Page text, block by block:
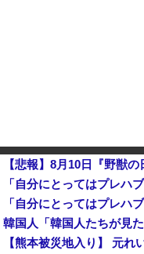
【悲報】8月10日『野獣
韓国人「韓国人たちが見